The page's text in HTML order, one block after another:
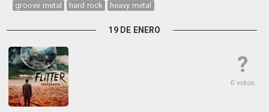
groove metal hard rock heavy metal
19 DE ENERO
?
0 votos